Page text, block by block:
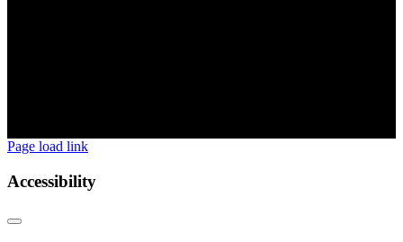
Page load link
Accessibility